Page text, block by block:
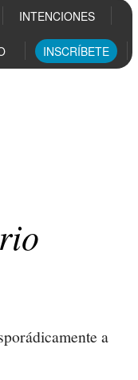
INTENCIONES
INSCRÍBETE
a